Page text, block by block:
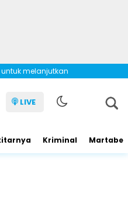
melanjutkan
LIVE
Kriminal Martabe